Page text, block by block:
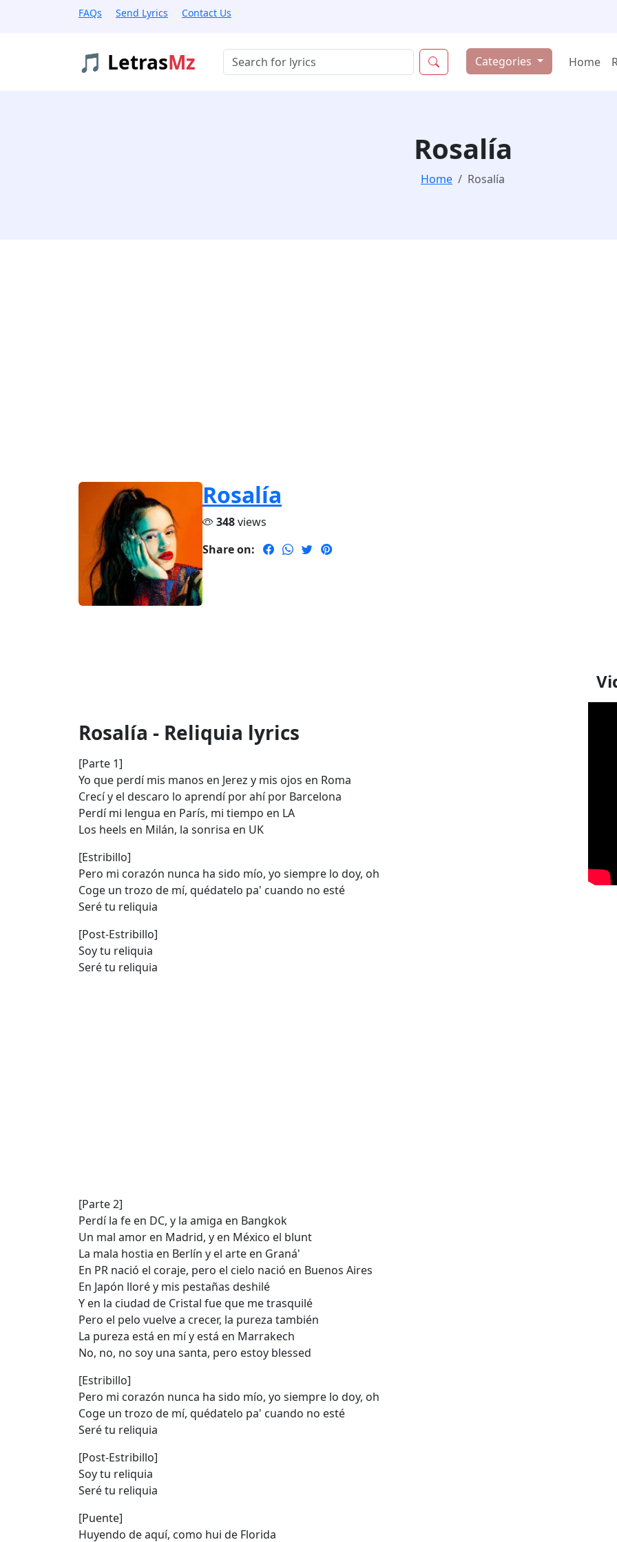
FAQs Send Lyrics Contact Us
🎵 LetrasMz Buscar músicas Categories Home
Rosalía
Home Rosalía
Rosalía
348views
Share on:
Rosalía - Reliquia lyrics
[Parte 1]
Yo que perdí mis manos en Jerez y mis ojos en Roma
Crecí y el descaro lo aprendí por ahí por Barcelona
Perdí mi lengua en París, mi tiempo en LA
Los heels en Milán, la sonrisa en UK
[Estribillo]
Pero mi corazón nunca ha sido mío, yo siempre lo doy, oh
Coge un trozo de mí, quédatelo pa' cuando no esté
Seré tu reliquia
[Post-Estribillo]
Soy tu reliquia
Seré tu reliquia
[Parte 2]
Perdí la fe en DC, y la amiga en Bangkok
Un mal amor en Madrid, y en México el blunt
La mala hostia en Berlín y el arte en Graná'
En PR nació еl coraje, pero el ciеlo nació en Buenos Aires
En Japón lloré y mis pestañas deshilé
Y en la ciudad de Cristal fue que me trasquilé
Pero el pelo vuelve a crecer, la pureza también
La pureza está en mí y está en Marrakech
No, no, no soy una santa, pero estoy blessed
[Estribillo]
Pero mi corazón nunca ha sido mío, yo siempre lo doy, oh
Coge un trozo de mí, quédatelo pa' cuando no esté
Seré tu reliquia
[Post-Estribillo]
Soy tu reliquia
Seré tu reliquia
[Puente]
Huyendo de aquí, como hui de Florida